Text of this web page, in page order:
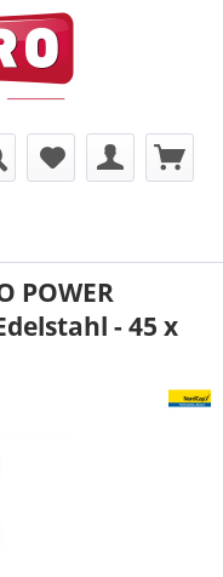
POWER
- 45 x